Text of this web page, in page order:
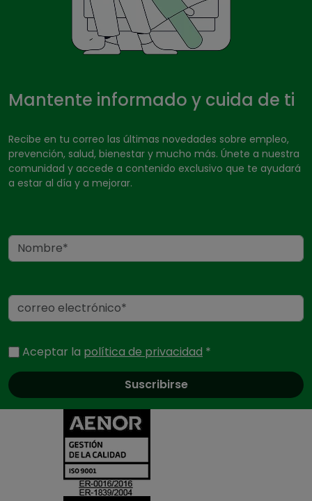
Mantente informado y cuida de ti
Recibe en tu correo las últimas novedades sobre empleo,
prevención, salud, bienestar y mucho más. Únete a nuestra
comunidad y accede a contenido exclusivo que te ayudará
a estar al día y a mejorar.
Nombre
Correo electrónico
Aceptar la política de privacidad *